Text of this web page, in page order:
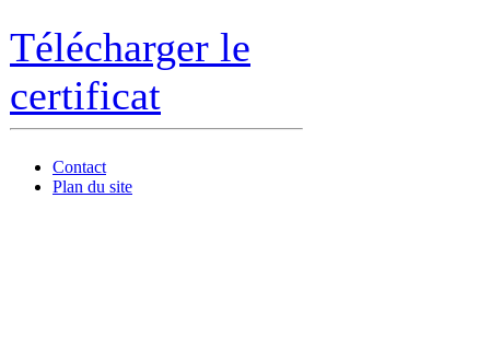
Télécharger le
certificat
Contact
Plan du site